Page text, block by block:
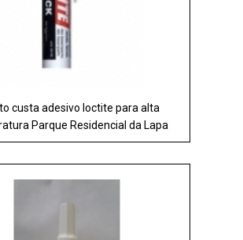
custa adesivo loctite para alta
Parque Residencial da Lapa